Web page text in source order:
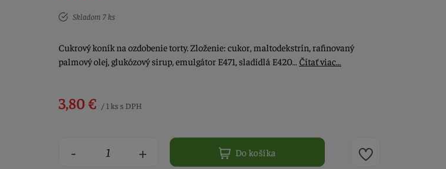
Skladom 7 ks
Cukrový koník na ozdobenie torty. Zloženie: cukor, maltodekstrín, rafinovaný
palmový olej, glukózový sirup, emulgátor E471, sladidlá E420… Čítať viac…
3,80 € / 1 ks s DPH
- + Do košíka